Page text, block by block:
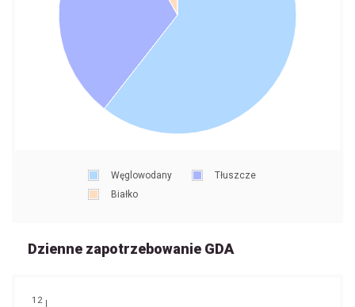
Węglowodany
Tłuszcze
Białko
Dzienne zapotrzebowanie GDA
12